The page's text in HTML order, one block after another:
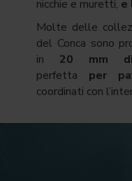
nicchie e muretti, e
Molte delle
del Conca sono
in 20 mm di
perfetta per
coordinati con